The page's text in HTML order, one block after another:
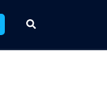
Zoeken